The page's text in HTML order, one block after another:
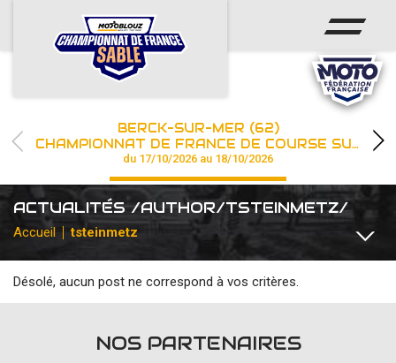
ACCUEIL
ACTUS
CHAMPIONNAT
RÉSULTATS
PHOTOS / WEB TV
PARTENAIRES
les engagements
BERCK-SUR-MER (62)
CHAMPIONNAT DE FRANCE DE COURSE SUR SABLE
du 17/10/2026 au 18/10/2026
ACTUALITÉS /AUTHOR/TSTEINMETZ/
Accueil tsteinmetz
Désolé, aucun post ne correspond à vos critères.
NOS PARTENAIRES